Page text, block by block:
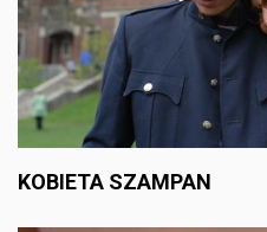
KOBIETA SZAMPAN